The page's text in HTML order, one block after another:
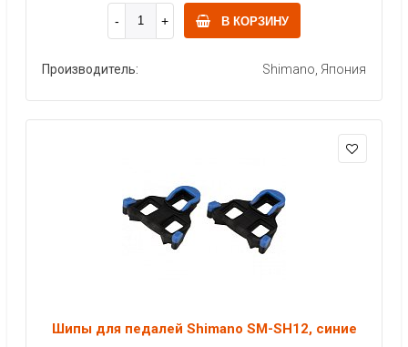
В КОРЗИНУ
Производитель: Shimano, Япония
Шипы для педалей Shimano SM-SH12, синие